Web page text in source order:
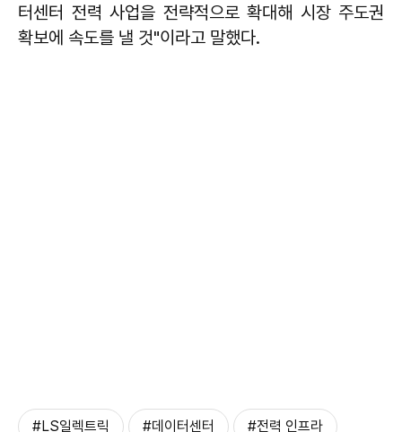
터센터 전력 사업을 전략적으로 확대해 시장 주도권
확보에 속도를 낼 것"이라고 말했다.
#LS일렉트릭 #데이터센터 #전력 인프라